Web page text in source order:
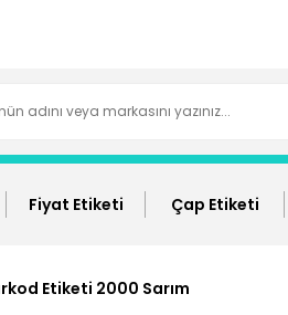
Fiyat Etiketi Çap Etiketi
Etiketi 2000 Sarım